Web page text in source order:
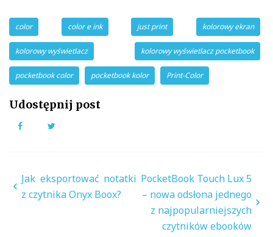
color color e ink just print kolorowy ekran
kolorowy wyświetlacz kolorowy wyświetlacz pocketbook
pocketbook color pocketbook kolor Print-Color
Udostępnij post
Facebook
Nawigacja
wpisu
Jak eksportować notatki
z czytnika Onyx Boox?
PocketBook Touch Lux 5
– nowa odsłona jednego
z najpopularniejszych
czytników ebooków